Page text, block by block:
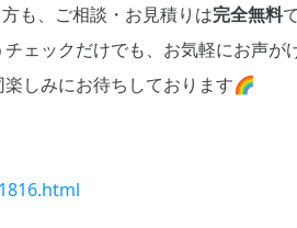
も、ご相談・お見積りは完全無料
ェックだけでも、お気軽にお声が
しみにお待ちしております🌈